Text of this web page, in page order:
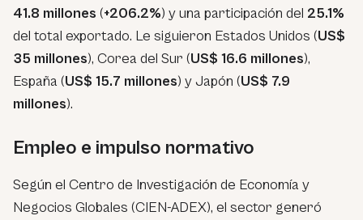
41.8 millones (+206.2%) y una participación del 25.1%
del total exportado. Le siguieron Estados Unidos (US$
35 millones), Corea del Sur (US$ 16.6 millones),
España (US$ 15.7 millones) y Japón (US$ 7.9
millones).
Empleo e impulso normativo
Según el Centro de Investigación de Economía y
Negocios Globales (CIEN-ADEX), el sector generó